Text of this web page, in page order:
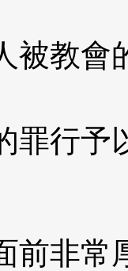
被教會
罪行予
前非常